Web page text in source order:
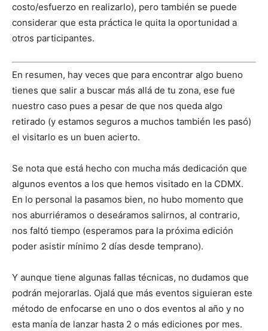
costo/esfuerzo en realizarlo), pero también se puede
considerar que esta práctica le quita la oportunidad a
otros participantes.
En resumen, hay veces que para encontrar algo bueno
tienes que salir a buscar más allá de tu zona, ese fue
nuestro caso pues a pesar de que nos queda algo
retirado (y estamos seguros a muchos también les pasó)
el visitarlo es un buen acierto.
Se nota que está hecho con mucha más dedicación que
algunos eventos a los que hemos visitado en la CDMX.
En lo personal la pasamos bien, no hubo momento que
nos aburriéramos o deseáramos salirnos, al contrario,
nos faltó tiempo (esperamos para la próxima edición
poder asistir mínimo 2 días desde temprano).
Y aunque tiene algunas fallas técnicas, no dudamos que
podrán mejorarlas. Ojalá que más eventos siguieran este
método de enfocarse en uno o dos eventos al año y no
esta manía de lanzar hasta 2 o más ediciones por mes.